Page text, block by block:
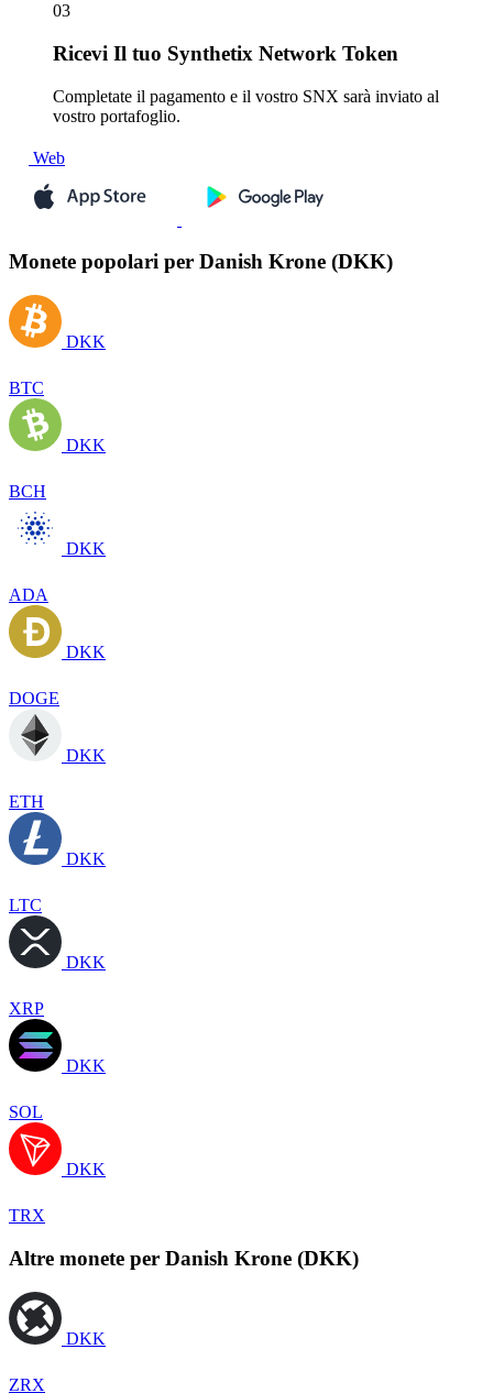
03
Ricevi Il tuo Synthetix Network Token
Completate il pagamento e il vostro SNX sarà inviato al
vostro portafoglio.
Web
Monete popolari per Danish Krone (DKK)
DKK
BTC
DKK
BCH
DKK
ADA
DKK
DOGE
DKK
ETH
DKK
LTC
DKK
XRP
DKK
SOL
DKK
TRX
Altre monete per Danish Krone (DKK)
DKK
ZRX